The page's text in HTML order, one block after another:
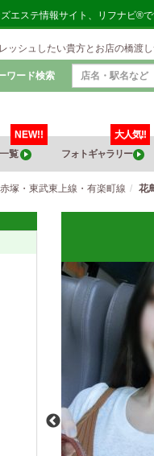
エステ情報サイト、リフナビ®で
ッシュしたい貴方とお店の橋渡
ワード検索
覧
NEW!!
フォトギャラリー
大人気!!
塚・東武東上線・有楽町線 花